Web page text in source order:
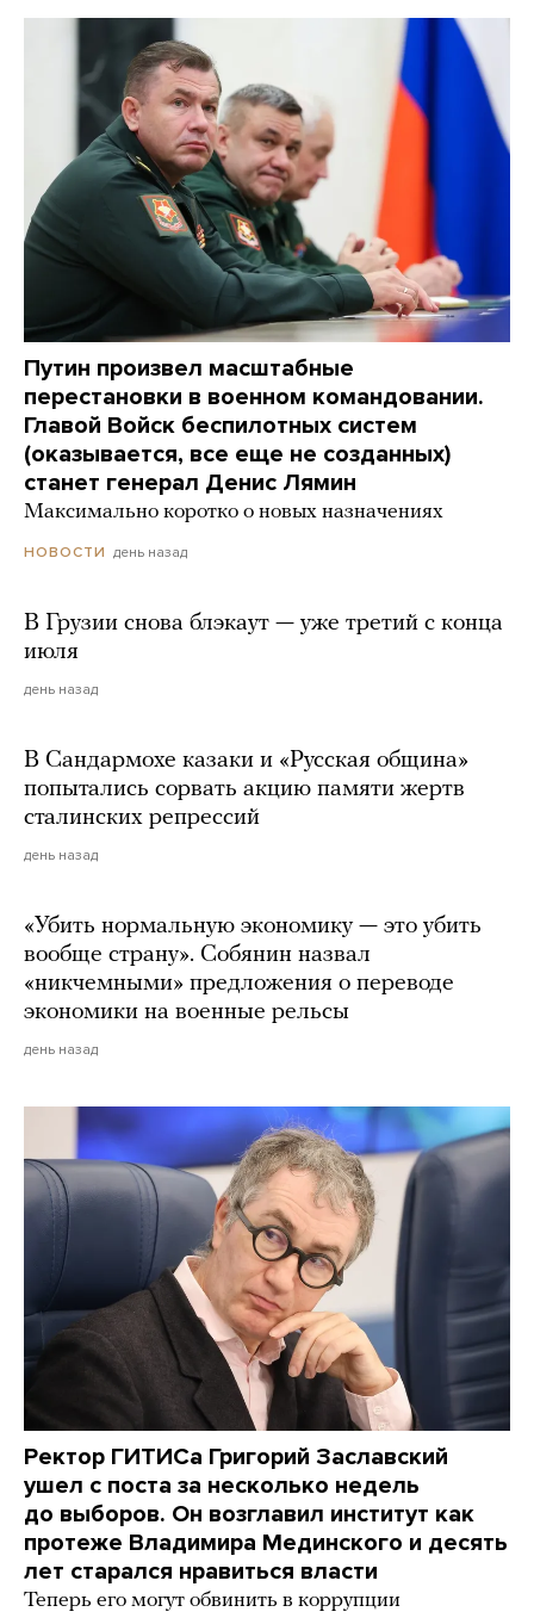
Путин произвел масштабные
перестановки в военном командовании.
Главой Войск беспилотных систем
(оказывается, все еще не созданных)
станет генерал Денис Лямин
Максимально коротко о новых назначениях
НОВОСТИ день назад
В Грузии снова блэкаут — уже третий с конца
июля
день назад
В Сандармохе казаки и «Русская община»
попытались сорвать акцию памяти жертв
сталинских репрессий
день назад
«Убить нормальную экономику — это убить
вообще страну». Собянин назвал
«никчемными» предложения о переводе
экономики на военные рельсы
день назад
Ректор ГИТИСа Григорий Заславский
ушел с поста за несколько недель
до выборов. Он возглавил институт как
протеже Владимира Мединского и десять
лет старался нравиться власти
Теперь его могут обвинить в коррупции